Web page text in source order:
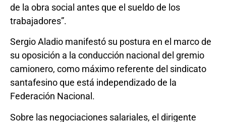
de la obra social antes que el sueldo de los
trabajadores”.
Sergio Aladio manifestó su postura en el marco de
su oposición a la conducción nacional del gremio
camionero, como máximo referente del sindicato
santafesino que está independizado de la
Federación Nacional.
Sobre las negociaciones salariales, el dirigente